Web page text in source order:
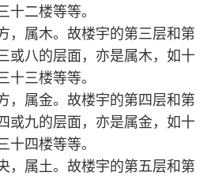
十二楼等等。
，属木。故楼宇的第三层和第
或八的层面，亦是属木，如十
十三楼等等。
，属金。故楼宇的第四层和第
或九的层面，亦是属金，如十
十四楼等等。
，属土。故楼宇的第五层和第